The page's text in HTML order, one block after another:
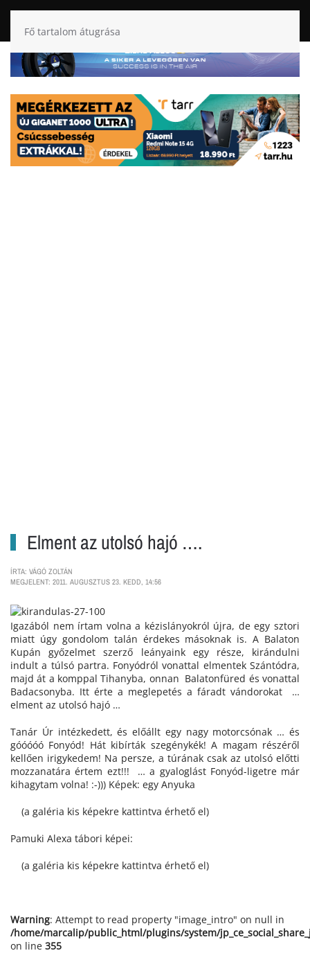
Fő tartalom átugrása
Elment az utolsó hajó ….
ÍRTA: VÁGÓ ZOLTÁN
MEGJELENT: 2011. AUGUSZTUS 23. KEDD, 14:56
Igazából nem írtam volna a kézislányokról újra, de egy sztori
miatt úgy gondolom talán érdekes másoknak is. A Balaton
Kupán győzelmet szerző leányaink egy része, kirándulni
indult a túlsó partra. Fonyódról vonattal elmentek Szántódra,
majd át a komppal Tihanyba, onnan Balatonfüred és vonattal
Badacsonyba. Itt érte a meglepetés a fáradt vándorokat …
elment az utolsó hajó …
Tanár Úr intézkedett, és előállt egy nagy motorcsónak … és
góóóóó Fonyód! Hát kibírták szegénykék! A magam részéről
kellően irigykedem! Na persze, a túrának csak az utolsó előtti
mozzanatára értem ezt!!! … a gyaloglást Fonyód-ligetre már
kihagytam volna! :-))) Képek: egy Anyuka
(a galéria kis képekre kattintva érhető el)
Pamuki Alexa tábori képei:
(a galéria kis képekre kattintva érhető el)
Warning: Attempt to read property "image_intro" on null in
/home/marcalip/public_html/plugins/system/
on line 355